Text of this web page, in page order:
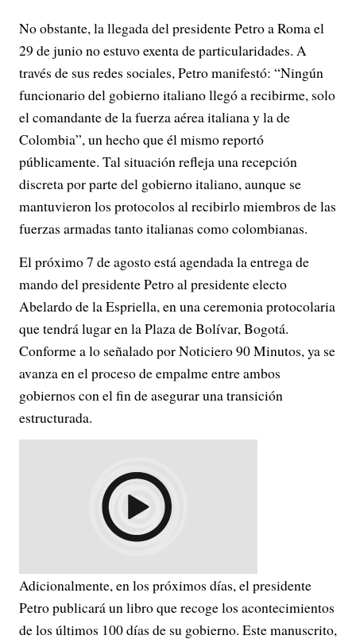
No obstante, la llegada del presidente Petro a Roma el
29 de junio no estuvo exenta de particularidades. A
través de sus redes sociales, Petro manifestó: “Ningún
funcionario del gobierno italiano llegó a recibirme, solo
el comandante de la fuerza aérea italiana y la de
Colombia”, un hecho que él mismo reportó
públicamente. Tal situación refleja una recepción
discreta por parte del gobierno italiano, aunque se
mantuvieron los protocolos al recibirlo miembros de las
fuerzas armadas tanto italianas como colombianas.
El próximo 7 de agosto está agendada la entrega de
mando del presidente Petro al presidente electo
Abelardo de la Espriella, en una ceremonia protocolaria
que tendrá lugar en la Plaza de Bolívar, Bogotá.
Conforme a lo señalado por Noticiero 90 Minutos, ya se
avanza en el proceso de empalme entre ambos
gobiernos con el fin de asegurar una transición
estructurada.
Adicionalmente, en los próximos días, el presidente
Petro publicará un libro que recoge los acontecimientos
de los últimos 100 días de su gobierno. Este manuscrito,